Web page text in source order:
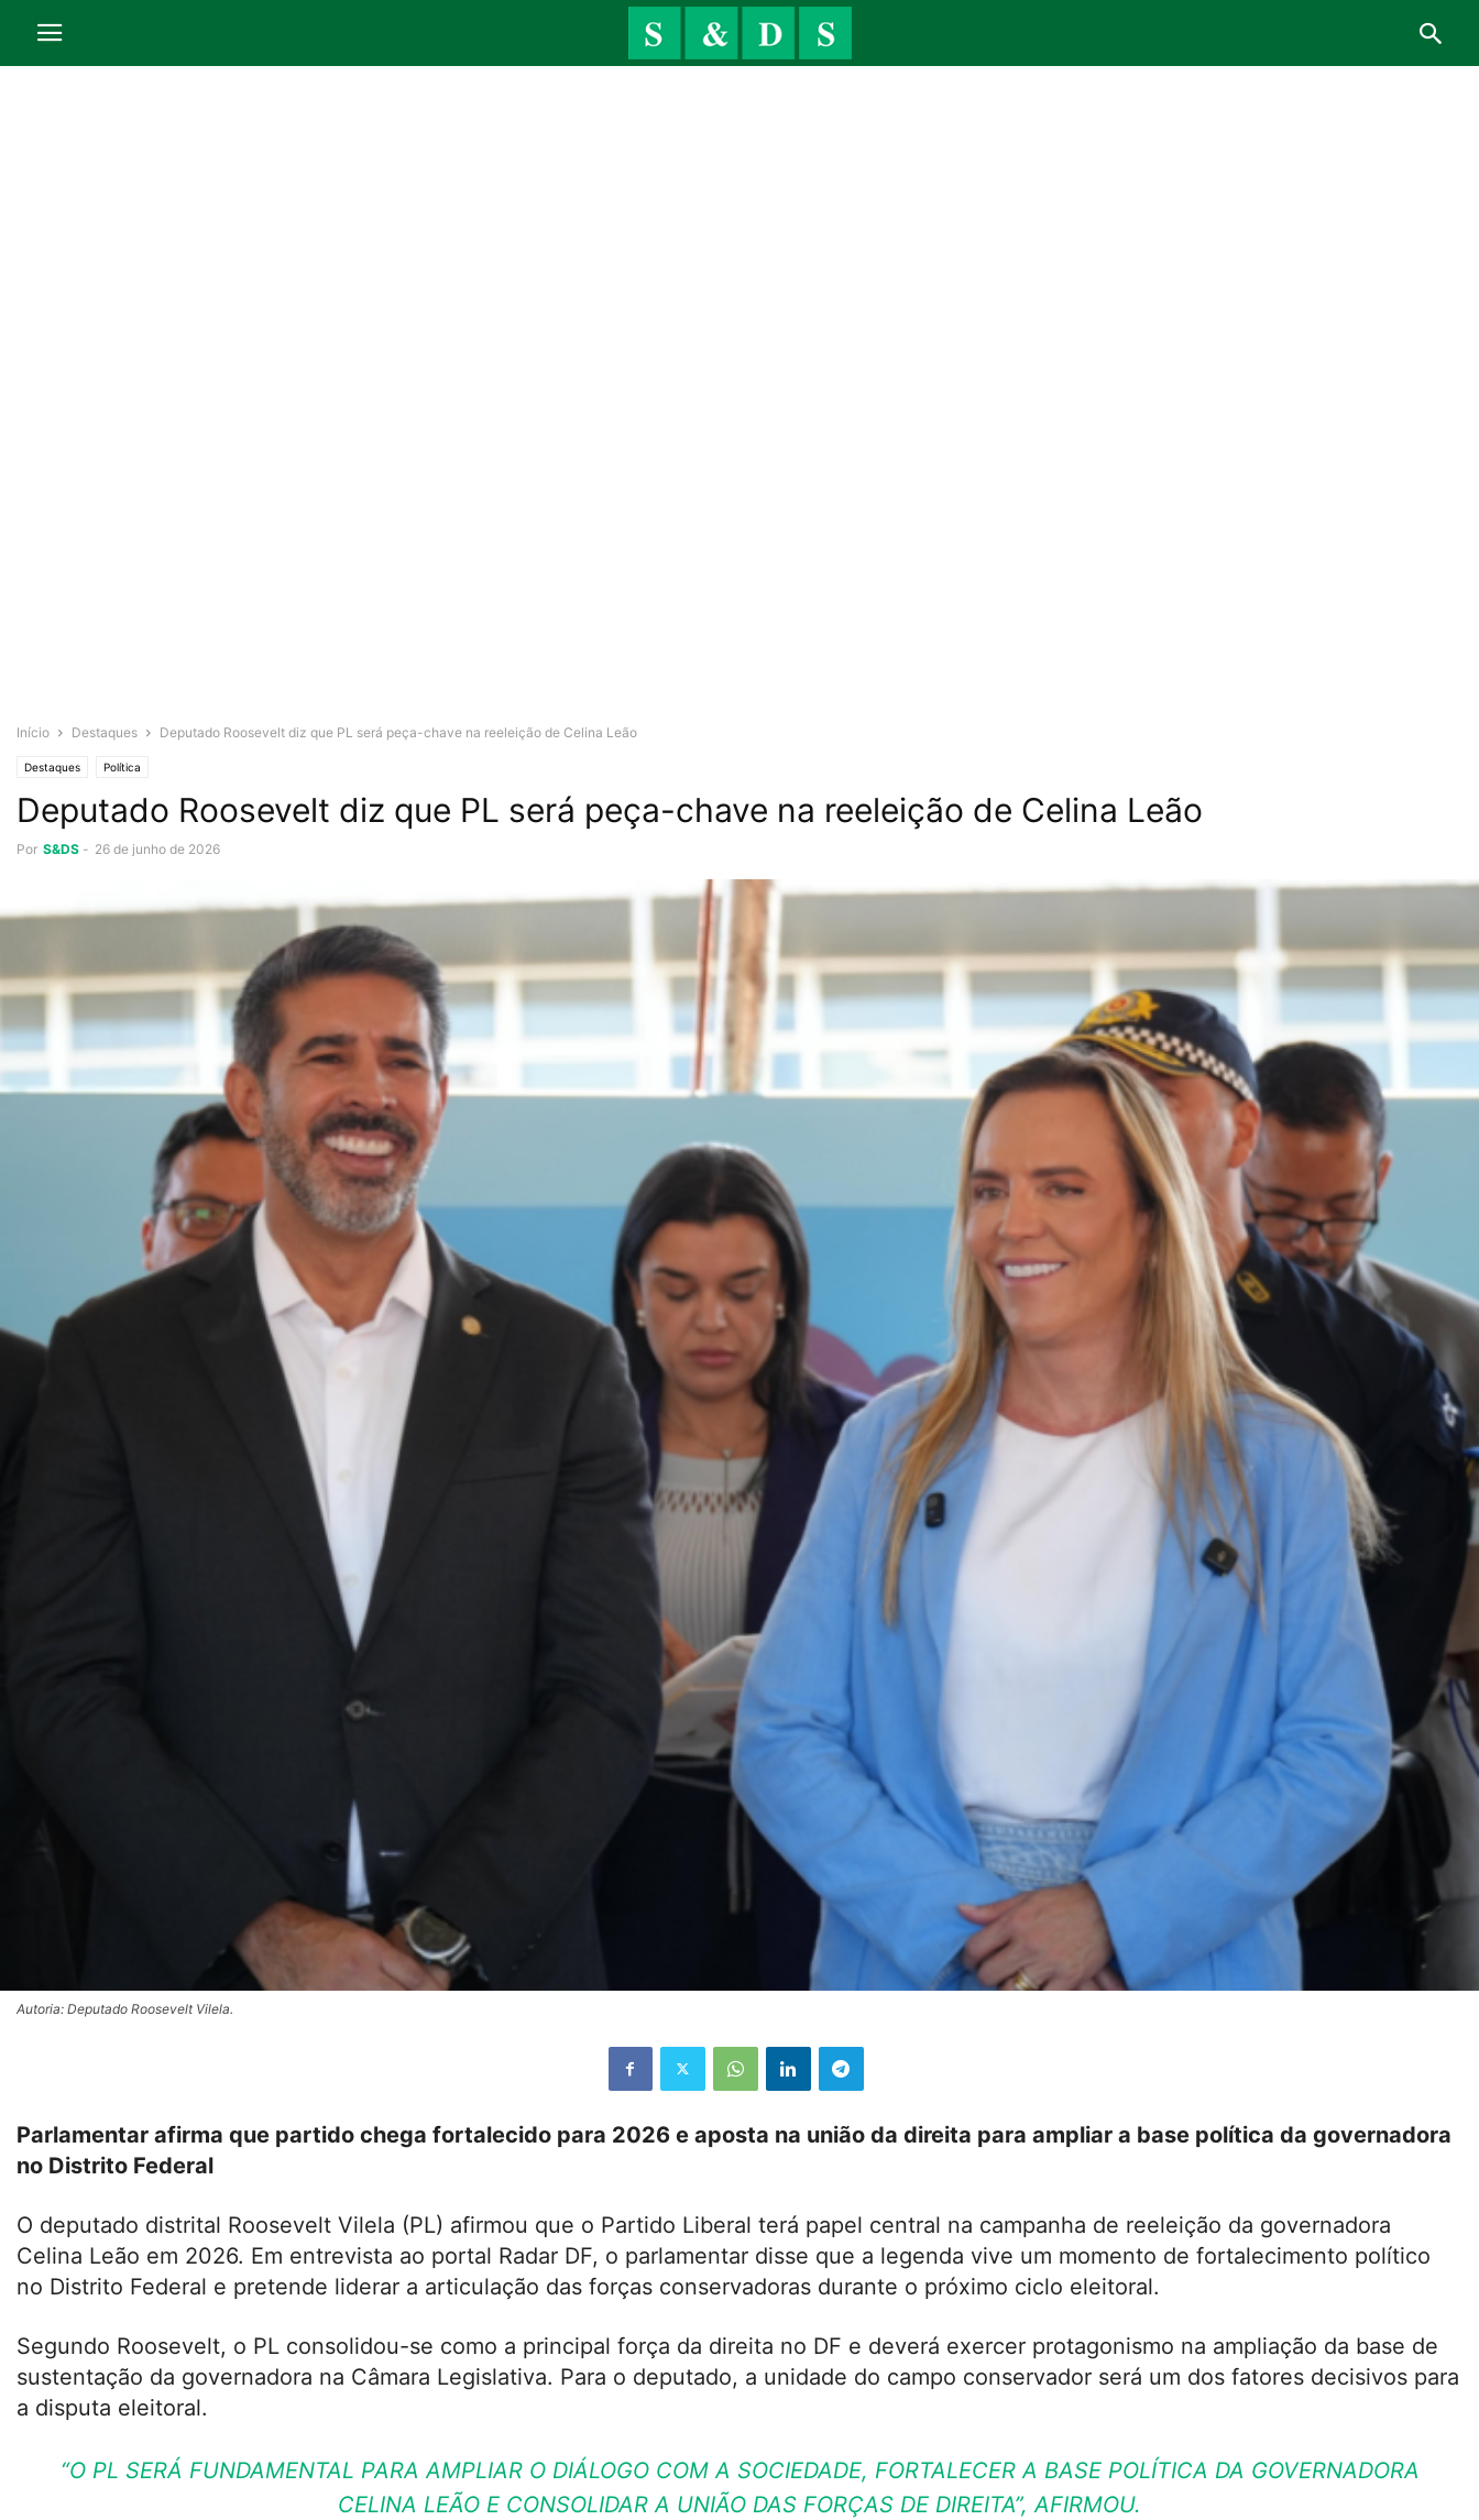
Início Destaques Deputado Roosevelt diz que PL será peça-chave na reeleição de Celina Leão
Destaques Política
Deputado Roosevelt diz que PL será peça-chave na reeleição de Celina Leão
Por S&DS - 26 de junho de 2026
Autoria: Deputado Roosevelt Vilela.
Parlamentar afirma que partido chega fortalecido para 2026 e aposta na união da direita para ampliar a base política da governadora
no Distrito Federal
O deputado distrital Roosevelt Vilela (PL) afirmou que o Partido Liberal terá papel central na campanha de reeleição da governadora
Celina Leão em 2026. Em entrevista ao portal Radar DF, o parlamentar disse que a legenda vive um momento de fortalecimento político
no Distrito Federal e pretende liderar a articulação das forças conservadoras durante o próximo ciclo eleitoral.
Segundo Roosevelt, o PL consolidou-se como a principal força da direita no DF e deverá exercer protagonismo na ampliação da base de
sustentação da governadora na Câmara Legislativa. Para o deputado, a unidade do campo conservador será um dos fatores decisivos para
a disputa eleitoral.
“O PL SERÁ FUNDAMENTAL PARA AMPLIAR O DIÁLOGO COM A SOCIEDADE, FORTALECER A BASE POLÍTICA DA GOVERNADORA
CELINA LEÃO E CONSOLIDAR A UNIÃO DAS FORÇAS DE DIREITA”, AFIRMOU.